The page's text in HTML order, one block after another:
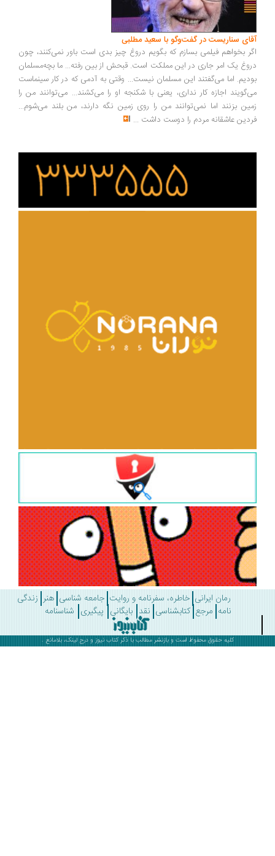
سناریست در گفت‌وگو با سعید مطلبی
بخواهم فیلمی بسازم که بگویم دروغ چیز بدی است باور نمی‌کنند، چون
یک امر جاری در این مملکت است. قبحش از بین رفته... ما بچه‌مسلمان
اما می‌گفتند این مسلمان نیست... وقتی به آدمی که در کار سینماست
اجازه کار نداری، یعنی با شکنجه او را می‌کشند... می‌توانند من را
بزنند اما نمی‌توانند من را روی زمین نگه دارند، من بلند می‌شوم...
عاشقانه مردم را دوست داشت ...
رمان ایرانی خاطره، سفرنامه و روایت جامعه شناسی هنر زندگی
مرجع کتابشناسی نقد بایگانی پیگیری شناسنامه
کلیه حقوق محفوظ است و بازنشر مطالب با ذکرکتاب نیوز و درج لینک، بلامانع .